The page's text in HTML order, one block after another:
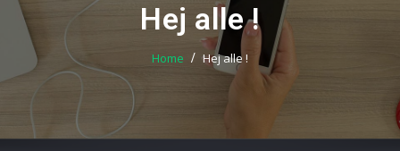
Hej alle !
Home Hej alle !